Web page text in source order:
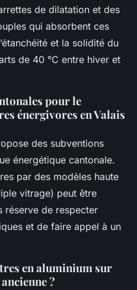
de dilatation et des
qui absorbent ces
et la solidité du
de 40 °C entre hiver et
pour le
énergivores en Valais
des subventions
énergétique cantonale.
par des modèles haute
vitrage) peut être
réserve de respecter
et de faire appel à un
en aluminium sur
?